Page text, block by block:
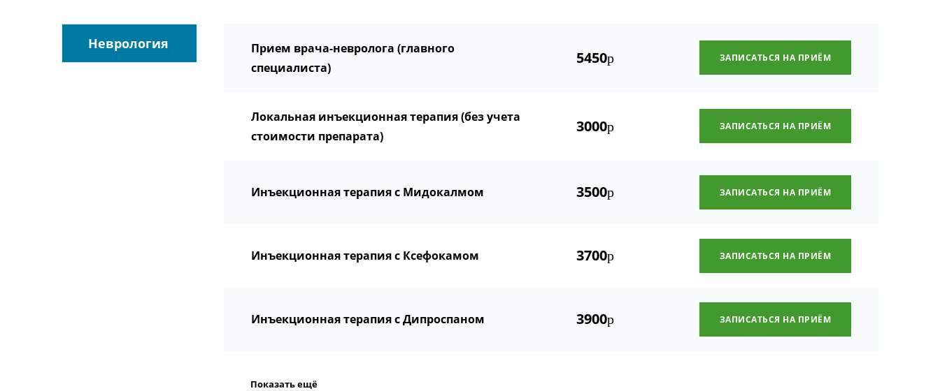
Неврология
Прием врача-невролога (главного
специалиста)
5450р ЗАПИСАТЬСЯ НА ПРИЁМ
Локальная инъекционная терапия (без учета
стоимости препарата)
3000р ЗАПИСАТЬСЯ НА ПРИЁМ
Инъекционная терапия с Мидокалмом 3500р ЗАПИСАТЬСЯ НА ПРИЁМ
Инъекционная терапия с Ксефокамом 3700р ЗАПИСАТЬСЯ НА ПРИЁМ
Инъекционная терапия с Дипроспаном 3900р ЗАПИСАТЬСЯ НА ПРИЁМ
Показать ещё